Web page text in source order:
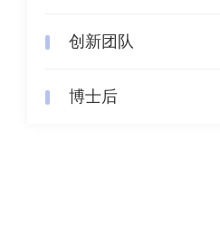
创新团队
博士后